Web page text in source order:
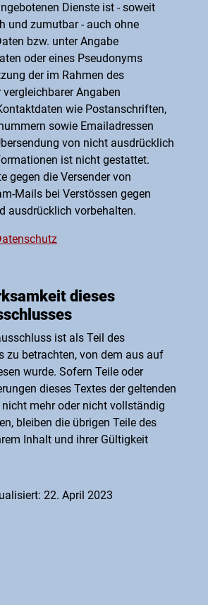
Dienste ist - soweit
und zumutbar - auch ohne
bzw. unter Angabe
oder eines Pseudonyms
der im Rahmen des
vergleichbarer Angaben
wie Postanschriften,
sowie Emailadressen
von nicht ausdrücklich
ist nicht gestattet.
gegen die Versender von
Mails bei Verstössen gegen
ausdrücklich vorbehalten.
dieses
ist als Teil des
zu betrachten, von dem aus auf
wurde. Sofern Teile oder
dieses Textes der geltenden
nicht mehr oder nicht vollständig
bleiben die übrigen Teile des
Inhalt und ihrer Gültigkeit
22. April 2023